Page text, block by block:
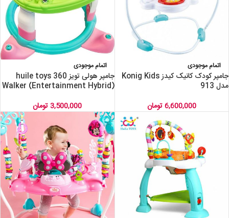
اتمام موجودی
جامپر کودک کانیک کیدز Konig Kids
مدل 913
6,600,000تومان
اتمام موجودی
جامپر هولی تویز huile toys 360
Walker (Entertainment Hybrid)
3,500,000 تومان